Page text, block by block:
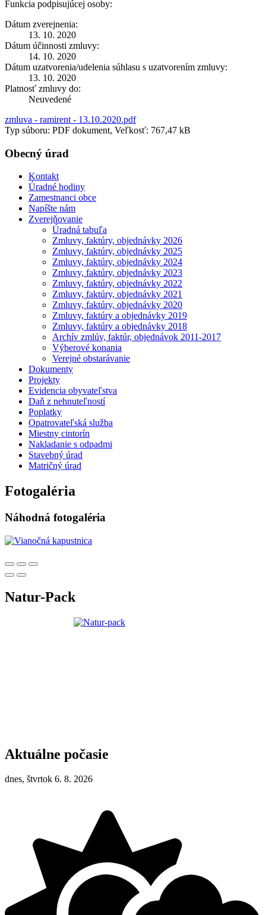
Funkcia podpisujúcej osoby:
Dátum zverejnenia:
13. 10. 2020
Dátum účinnosti zmluvy:
14. 10. 2020
Dátum uzatvorenia/udelenia súhlasu s uzatvorením zmluvy:
13. 10. 2020
Platnosť zmluvy do:
Neuvedené
zmluva - ramirent - 13.10.2020.pdf
Typ súboru: PDF dokument, Veľkosť: 767,47 kB
Obecný úrad
Kontakt
Úradné hodiny
Zamestnanci obce
Napíšte nám
Zverejňovanie
Úradná tabuľa
Zmluvy, faktúry, objednávky 2026
Zmluvy, faktúry, objednávky 2025
Zmluvy, faktúry, objednávky 2024
Zmluvy, faktúry, objednávky 2023
Zmluvy, faktúry, objednávky 2022
Zmluvy, faktúry, objednávky 2021
Zmluvy, faktúry, objednávky 2020
Zmluvy, faktúry a objednávky 2019
Zmluvy, faktúry a objednávky 2018
Archív zmlúv, faktúr, objednávok 2011-2017
Výberové konania
Verejné obstarávanie
Dokumenty
Projekty
Evidencia obyvateľstva
Daň z nehnuteľností
Poplatky
Opatrovateľská služba
Miestny cintorín
Nakladanie s odpadmi
Stavebný úrad
Matričný úrad
Fotogaléria
Náhodná fotogaléria
Natur-Pack
Aktuálne počasie
dnes, štvrtok 6. 8. 2026